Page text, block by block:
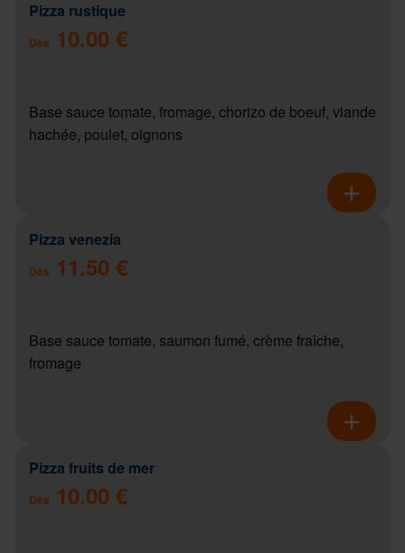
Pizza rustique
Dès 10.00 €
Base sauce tomate, fromage, chorizo de boeuf, viande
hachée, poulet, oignons
Pizza venezia
Dès 11.50 €
Base sauce tomate, saumon fumé, crème fraîche,
fromage
Pizza fruits de mer
Dès 10.00 €